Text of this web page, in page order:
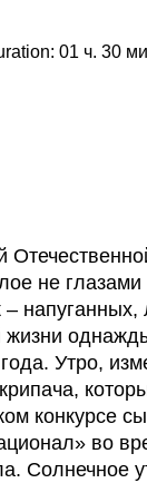
01 ч. 30
не
–
Утро,
конкурсе
во
Солнечное